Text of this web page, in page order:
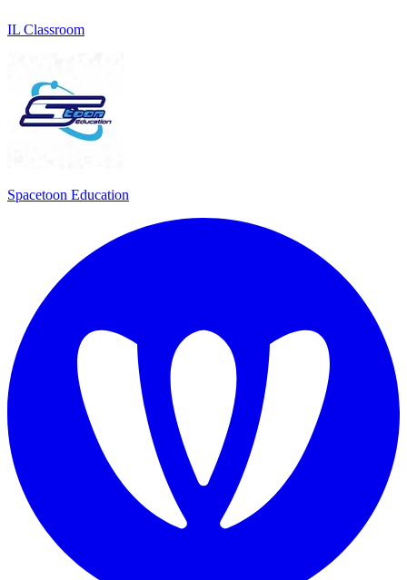
IL Classroom
Spacetoon Education